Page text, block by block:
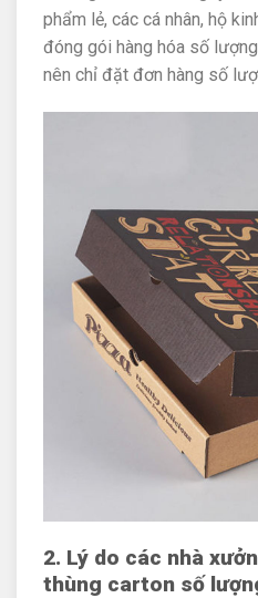
phẩm lẻ, các cá nhân, hộ
đóng gói hàng hóa số
nên chỉ đặt đơn hàng số
2. Lý do các nhà
thùng carton số